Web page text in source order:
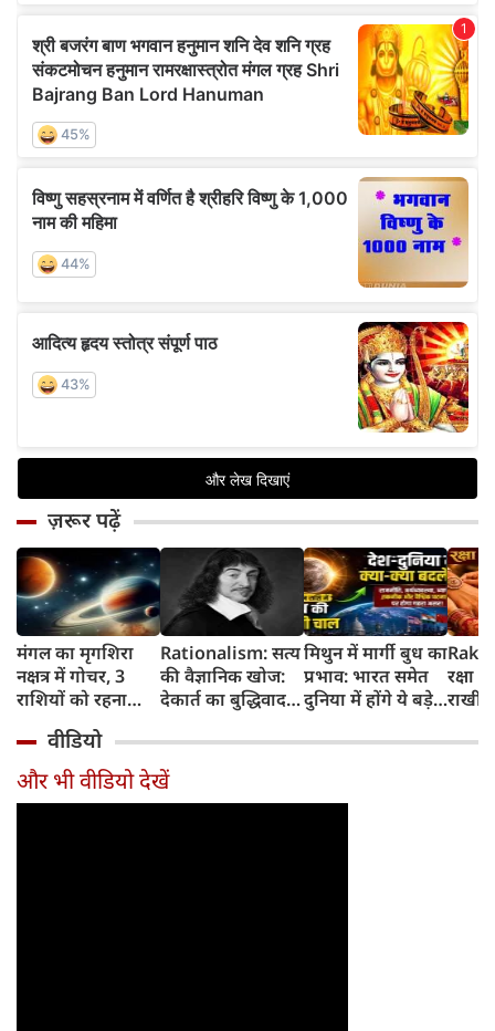
ज़रूर पढ़ें
मंगल का मृगशिरा
नक्षत्र में गोचर, 3
राशियों को रहना
सावधान
Rationalism: सत्य
की वैज्ञानिक खोज:
देकार्त का बुद्धिवाद
का जन्म
मिथुन में मार्गी बुध का
प्रभाव: भारत समेत
दुनिया में होंगे ये बड़े
रक्षा
राखी
वीडियो
और भी वीडियो देखें